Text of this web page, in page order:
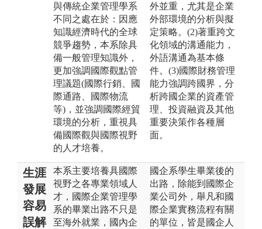
與傳統企業管理學系
不同之處在於：因應
知識經濟時代的全球
競爭趨勢，本系除具
備一般管理知識外，
更加強調國際觀點管
理議題(國際行銷、國
際通路、國際物流
等)，並強調國際經貿
環境的分析，重視具
備國際觀與國際視野
的人才培養。
外並重，尤其是企業
外部環境的分析與擬
定策略。(2)著重跨文
化領域的溝通能力，
外語溝通為基本條
件。(3)國際財務管理
能力強調跨國界，分
析跨國企業的資產管
理、投資融資及其他
重要決策作各種層
面。
生涯
發展
容易
誤解
本系主要培養具國際
視野之各專業領域人
才，國際企業管理學
系的畢業出路不只是
至海外就業，國內企
國企系學生畢業後的
出路，除能到國際企
業公司外，舉凡和國
際企業實務流程有關
的單位，皆是國企人